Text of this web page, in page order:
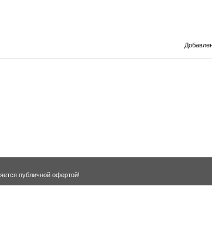
публичной офертой!